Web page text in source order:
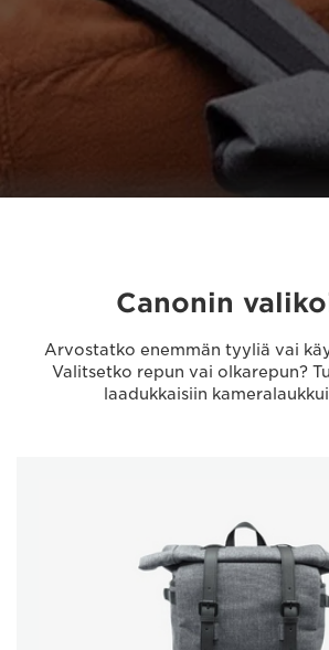
Canonin
Arvostatko enemmän tyyliä vai
Valitsetko repun vai olkarepun?
laadukkaisiin